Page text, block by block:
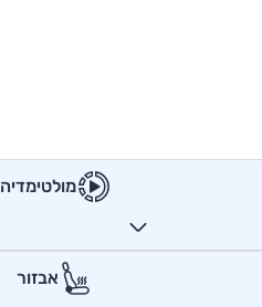
מולטימדיה
אבזור